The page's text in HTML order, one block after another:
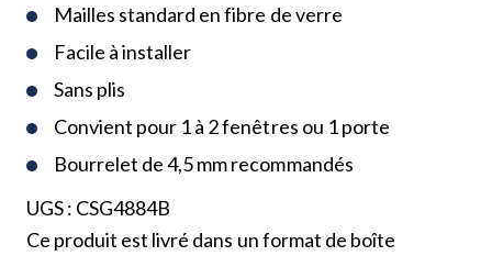
Mailles standard en fibre de verre
Facile à installer
Sans plis
Convient pour 1 à 2 fenêtres ou 1 porte
Bourrelet de 4,5 mm recommandés
UGS : CSG4884B
Ce produit est livré dans un format de boîte